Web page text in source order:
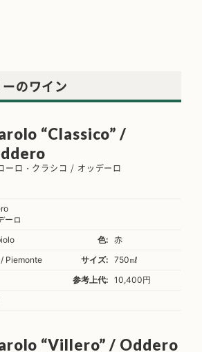
のワイン
“Classico” /
ーロ・クラシコ / オッデーロ
ーロ
色:
赤
Piemonte サイズ:
750㎖
参考上代:
10,400円
“Villero” / Oddero